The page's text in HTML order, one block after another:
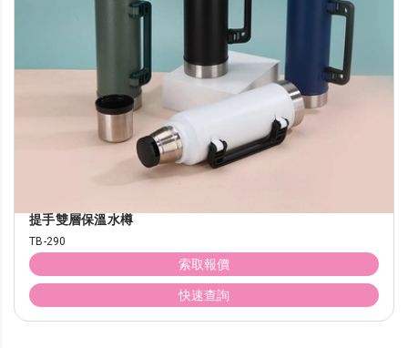
提手雙層保溫水樽
TB-290
索取報價
快速查詢